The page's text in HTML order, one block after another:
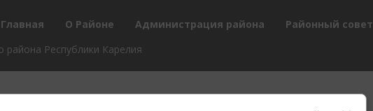
Главная О Районе Администрация района Районный совет
Республики Карелия